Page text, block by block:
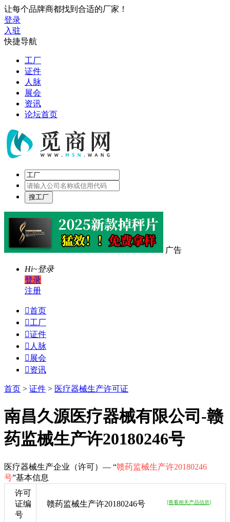
让每个品牌商都找到合适的厂家！
登录
入驻
快捷导航
工厂
证件
人脉
展会
资讯
论坛首页
广告
Hi~登录
登录
注册
首页
工厂
证件
 人脉
 展会
资讯
首页 > 证件 > 医疗器械生产许可证
南昌久源医疗器械有限公司-赣
药监械生产许20180246号
医疗器械生产企业（许可）— “赣药监械生产许20180246
号”基本信息
许可
证编
号
赣药监械生产许20180246号 [查看相关产品信息]